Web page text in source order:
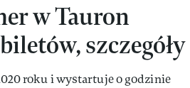
w Tauron
szczegóły
roku i wystartuje o godzinie